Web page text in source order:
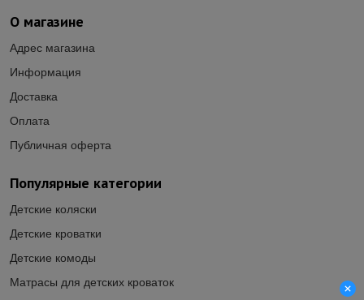
Популярные категории
Детские коляски
Детские кроватки
Детские комоды
Матрасы для детских кроваток
О магазине
Адрес магазина
Информация
Доставка
Оплата
Публичная оферта